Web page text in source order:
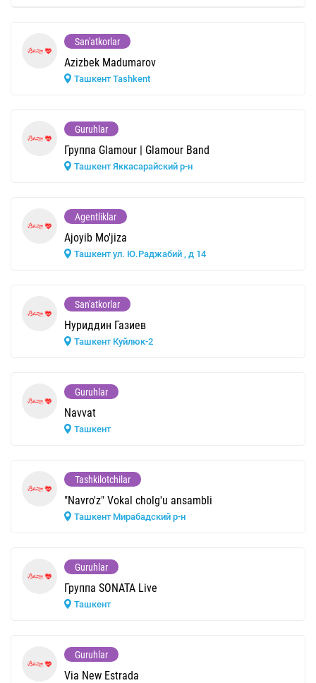
San'atkorlar
Azizbek Madumarov
Ташкент Tashkent
Guruhlar
Группа Glamour | Glamour Band
Ташкент Яккасарайский р-н
Agentliklar
Ajoyib Mo'jiza
Ташкент ул. Ю.Раджабий , д 14
San'atkorlar
Нуриддин Газиев
Ташкент Куйлюк-2
Guruhlar
Navvat
Ташкент
Tashkilotchilar
"Navro'z" Vokal cholg'u ansambli
Ташкент Мирабадский р-н
Guruhlar
Группа SONATA Live
Ташкент
Guruhlar
Via New Estrada